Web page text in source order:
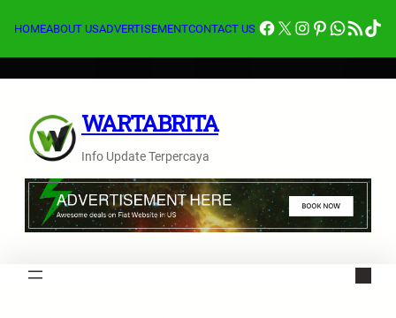
HOMEABOUT USADVERTISEMENTCONTACT US Facebook
X Instagram
Pinterest
Feed RSS
WARTABRITA
Info Update Terpercaya